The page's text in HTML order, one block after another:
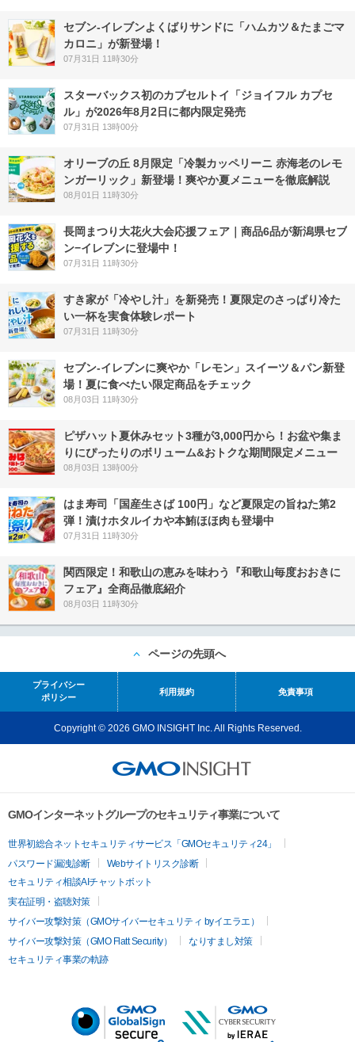
セブン‐イレブンよくばりサンドに「ハムカツ＆たまごマ
カロニ」が新登場！
07月31日 11時30分
スターバックス初のカプセルトイ「ジョイフル カプセ
ル」が2026年8月2日に都内限定発売
07月31日 13時00分
オリーブの丘 8月限定「冷製カッペリーニ 赤海老のレモ
ンガーリック」新登場！爽やか夏メニューを徹底解説
08月01日 11時30分
長岡まつり大花火大会応援フェア｜商品6品が新潟県セブ
ン−イレブンに登場中！
07月31日 11時30分
すき家が「冷やし汁」を新発売！夏限定のさっぱり冷た
い一杯を実食体験レポート
07月31日 11時30分
セブン‐イレブンに爽やか「レモン」スイーツ＆パン新登
場！夏に食べたい限定商品をチェック
08月03日 11時30分
ピザハット夏休みセット3種が3,000円から！お盆や集ま
りにぴったりのボリューム&おトクな期間限定メニュー
08月03日 13時00分
はま寿司「国産生さば 100円」など夏限定の旨ねた第2
弾！漬けホタルイカや本鮪ほほ肉も登場中
07月31日 11時30分
関西限定！和歌山の恵みを味わう『和歌山毎度おおきに
フェア』全商品徹底紹介
08月03日 11時30分
ページの先頭へ
プライバシー
ポリシー
利用規約 免責事項
Copyright © 2026 GMO INSIGHT Inc. All Rights Reserved.
GMOインターネットグループのセキュリティ事業について
世界初総合ネットセキュリティサービス「GMOセキュリティ24」
パスワード漏洩診断
Webサイトリスク診断
セキュリティ相談AIチャットボット
実在証明・盗聴対策
サイバー攻撃対策（GMOサイバーセキュリティ byイエラエ）
サイバー攻撃対策（GMO Flatt Security）
なりすまし対策
セキュリティ事業の軌跡